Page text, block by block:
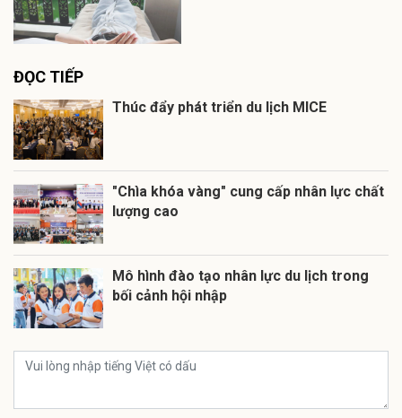
ĐỌC TIẾP
Thúc đẩy phát triển du lịch MICE
"Chìa khóa vàng" cung cấp nhân lực chất
lượng cao
Mô hình đào tạo nhân lực du lịch trong
bối cảnh hội nhập